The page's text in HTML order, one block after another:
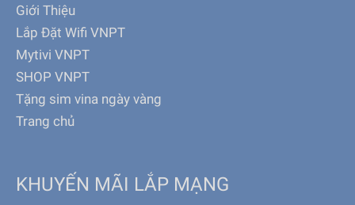
Giới Thiệu
Lắp Đặt Wifi VNPT
Mytivi VNPT
SHOP VNPT
Tặng sim vina ngày vàng
Trang chủ
KHUYẾN MÃI LẮP MẠNG